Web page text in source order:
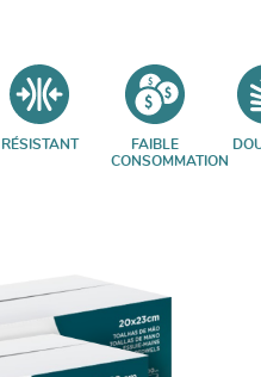
RÉSISTANT
FAIBLE
CONSOMMATION